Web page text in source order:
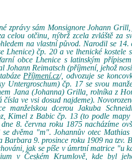
zprávy sám Monsignore Johann
celou otčinu, nýbrž zcela zvláště za
na vlastní původ. Narodil se
Lhenice) čp. 20 a ve lhenické
obce Lhenice s latinským
Johann Reimatsch (příjmení, jehož
Příjmení.cz/, odvozuje se
Untergroschum) čp. 17 se svou
Jana (Johanna) Grilla, rolníka z
čísla ve vsi dosud najdeme).
manželskou dcerou Jakuba
Kimel z Babic čp. 13 (to podle
8. června roku 1875 nacházíme
dvěma "m". Johannův otec
Barbara 9. prosince roku 1909 na
jak se píše v úmrtní matrice "u
v Českém Krumlově, kde byl